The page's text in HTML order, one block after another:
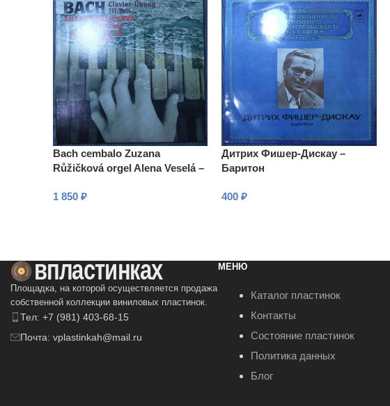
Bach cembalo Zuzana
Růžičková orgel Alena Veselá –
1 850 ₽
Дитрих Фишер-Дискау –
Баритон
400₽
Площадка, на которой осуществляется продажа
собственной коллекции виниловых пластинок.
Тел: +7 (981) 403-68-15
Почта: vplastinkah@mail.ru
МЕНЮ
Каталог пластинок
Контакты
Состояние пластинок
Политика данных
Блог